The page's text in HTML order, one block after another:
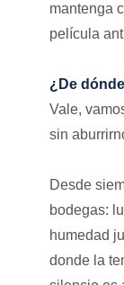
mantenga
película
¿De
Vale,
sin
Desde
bodegas:
humedad
donde la